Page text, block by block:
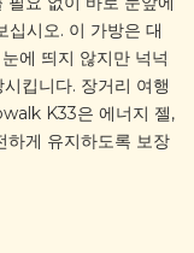
십시오. 이 가방은 대
에 띄지 않지만 넉넉
킵니다. 장거리 여행
K33은 에너지 젤,
하게 유지하도록 보장